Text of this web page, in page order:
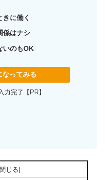
に働く
係はナシ
いのもOK
なってみる
完了【PR】